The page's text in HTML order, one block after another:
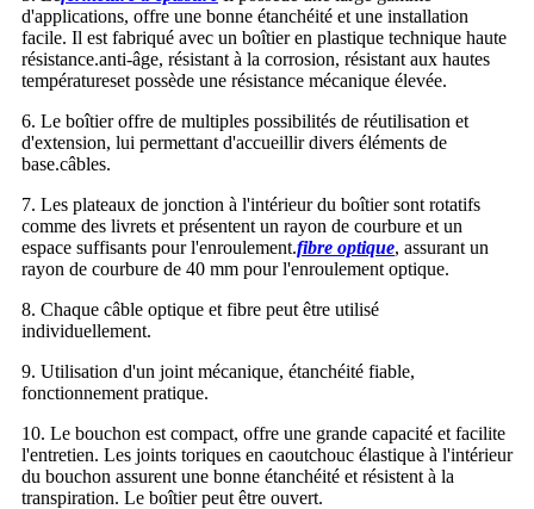
d'applications, offre une bonne étanchéité et une installation
facile. Il est fabriqué avec un boîtier en plastique technique haute
résistance.anti-âge, résistant à la corrosion, résistant aux hautes
températureset possède une résistance mécanique élevée.
6. Le boîtier offre de multiples possibilités de réutilisation et
d'extension, lui permettant d'accueillir divers éléments de
base.câbles.
7. Les plateaux de jonction à l'intérieur du boîtier sont rotatifs
comme des livrets et présentent un rayon de courbure et un
espace suffisants pour l'enroulement.fibre optique, assurant un
rayon de courbure de 40 mm pour l'enroulement optique.
8. Chaque câble optique et fibre peut être utilisé
individuellement.
9. Utilisation d'un joint mécanique, étanchéité fiable,
fonctionnement pratique.
10. Le bouchon est compact, offre une grande capacité et facilite
l'entretien. Les joints toriques en caoutchouc élastique à l'intérieur
du bouchon assurent une bonne étanchéité et résistent à la
transpiration. Le boîtier peut être ouvert.